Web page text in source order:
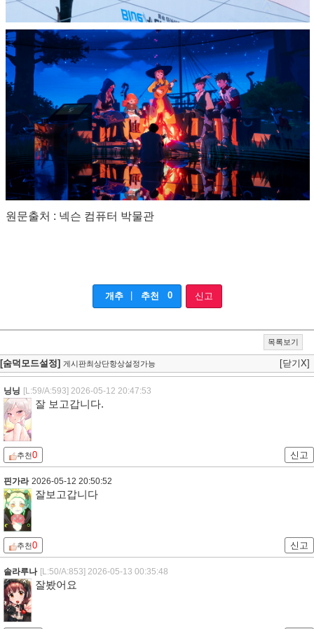
원문출처 : 넥슨 컴퓨터 박물관
개추 추천 0 신고
목록보기
[숨덕모드설정] 게시판최상단항상설정가능 [닫기X]
닝닝 [L:59/A:593] 2026-05-12 20:47:53
잘 보고갑니다.
추천0 신고
핀가라 2026-05-12 20:50:52
잘보고갑니다
추천0 신고
솔라루나 [L:50/A:853] 2026-05-13 00:35:48
잘봤어요